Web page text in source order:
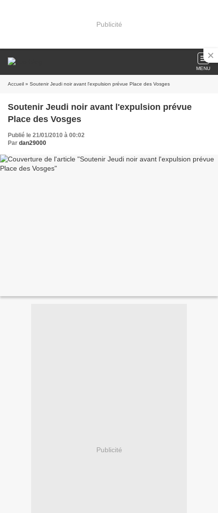
Publicité
MENU
Accueil » Soutenir Jeudi noir avant l'expulsion prévue Place des Vosges
Soutenir Jeudi noir avant l'expulsion prévue
Place des Vosges
Publié le 21/01/2010 à 00:02
Par dan29000
Publicité